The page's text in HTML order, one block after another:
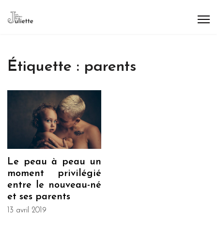
Étiquette : parents
Le peau à peau un
moment privilégié
entre le nouveau-né
et ses parents
13 avril 2019